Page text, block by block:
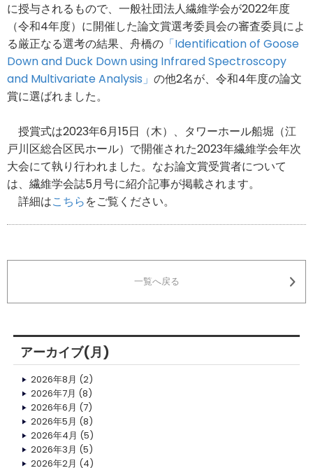
に授与されるもので、一般社団法人繊維学会が2022年度
（令和4年度）に開催した論文賞選考委員会の審査委員によ
る厳正なる選考の結果、舟橋の 「Identification of Goose
Down and Duck Down using Infrared Spectroscopy
and Multivariate Analysis」 の他2名が、令和4年度の論文
賞に選ばれました。
授賞式は2023年6月15日（木）、タワーホール船堀（江
戸川区総合区民ホール）で開催された2023年繊維学会年次
大会にて執り行われました。なお論文賞受賞者について
は、繊維学会誌5月号に紹介記事が掲載されます。
詳細はこちらをご覧ください。
一覧へ戻る
アーカイブ(月)
2026年8月 (2)
2026年7月 (8)
2026年6月 (7)
2026年5月 (8)
2026年4月 (5)
2026年3月 (5)
2026年2月 (4)